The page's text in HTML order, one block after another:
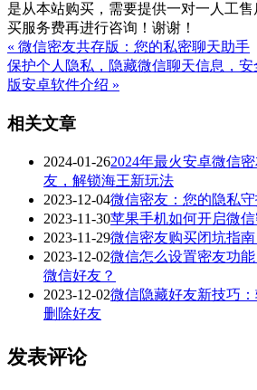
是从本站购买，需要提供一对一人工
买服务费再进行咨询！谢谢！
« 微信密友共存版：您的私密聊天助手
保护个人隐私，隐藏微信聊天信息，
版安卓软件介绍 »
相关文章
2024-01-262024年最火安卓微信
友，解锁海王新玩法
2023-12-04微信密友：您的隐私
2023-11-30苹果手机如何开启微
2023-11-29微信密友购买闭坑指
2023-12-02微信怎么设置密友功
微信好友？
2023-12-02微信隐藏好友新技巧
删除好友
发表评论